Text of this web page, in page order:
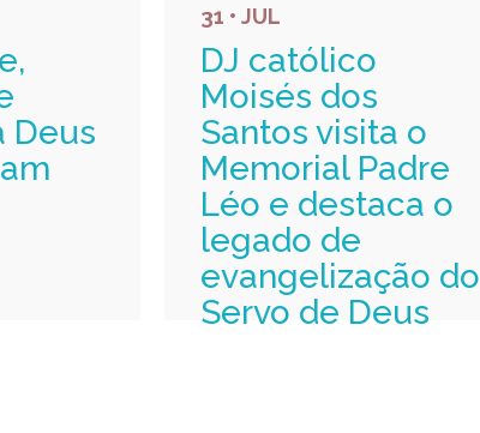
Deus
31 • JUL
DJ católico
Moisés dos
Santos visita o
Memorial Padre
Léo e destaca o
legado de
evangelização do
Servo de Deus